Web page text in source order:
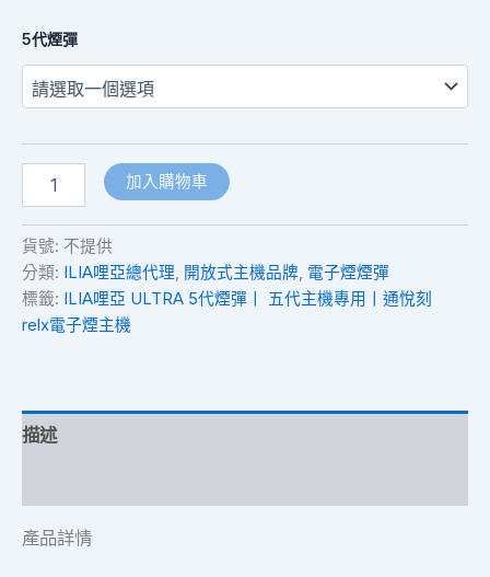
5代煙彈
加入購物車
貨號: 不提供
分類:
ILIA哩亞總代理, 開放式主機品牌, 電子煙煙彈
標籤:
ILIA哩亞 ULTRA 5代煙彈丨 五代主機專用丨通悅刻
relx電子煙主機
描述
產品詳情